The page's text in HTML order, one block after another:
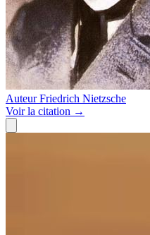
Auteur Friedrich Nietzsche
Voirla citation →